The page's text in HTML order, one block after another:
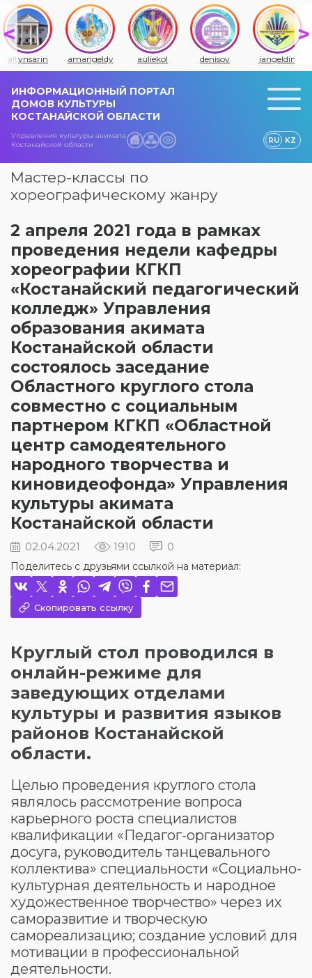
altynsarin amangeldy auliekol denisov jangeldin
ИНФОРМАЦИОННЫЙ ПОРТАЛ
ДОМОВ КУЛЬТУРЫ
КОСТАНАЙСКОЙ ОБЛАСТИ
Управления культуры акимата
Костанайской области
RU KZ
Мастер-классы по
хореографическому жанру
2 апреля 2021 года в рамках
проведения недели кафедры
хореографии КГКП
«Костанайский педагогический
колледж» Управления
образования акимата
Костанайской области
состоялось заседание
Областного круглого стола
совместно с социальным
партнером КГКП «Областной
центр самодеятельного
народного творчества и
киновидеофонда» Управления
культуры акимата
Костанайской области
02.04.2021 1910 0
Поделитесь с друзьями ссылкой на материал:
Скопировать ссылку
Круглый стол проводился в
онлайн-режиме для
заведующих отделами
культуры и развития языков
районов Костанайской
области.
Целью проведения круглого стола
являлось рассмотрение вопроса
карьерного роста специалистов
квалификации «Педагог-организатор
досуга, руководитель танцевального
коллектива» специальности «Социально-
культурная деятельность и народное
художественное творчество» через их
саморазвитие и творческую
самореализацию; создание условий для
мотивации в профессиональной
деятельности.